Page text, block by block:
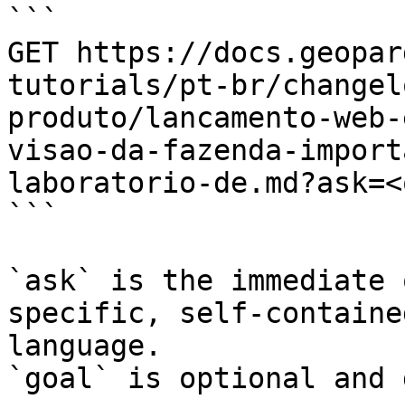
```
GET https://
tutorials/pt-br/
produto/lancamento-
visao-da-fazenda-
laboratorio-
```
`ask` is the
specific, self-
language.
`goal` is optional and